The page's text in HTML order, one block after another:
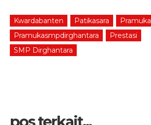
Kwardabanten Patikasara
Pramuka
Pramukasmpdirghantara
Prestasi
SMP Dirghantara